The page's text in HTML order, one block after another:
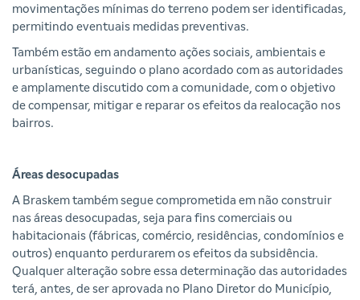
movimentações mínimas do terreno podem ser identificadas,
permitindo eventuais medidas preventivas.
Também estão em andamento ações sociais, ambientais e
urbanísticas, seguindo o plano acordado com as autoridades
e amplamente discutido com a comunidade, com o objetivo
de compensar, mitigar e reparar os efeitos da realocação nos
bairros.
Áreas desocupadas
A Braskem também segue comprometida em não construir
nas áreas desocupadas, seja para fins comerciais ou
habitacionais (fábricas, comércio, residências, condomínios e
outros) enquanto perdurarem os efeitos da subsidência.
Qualquer alteração sobre essa determinação das autoridades
terá, antes, de ser aprovada no Plano Diretor do Município,